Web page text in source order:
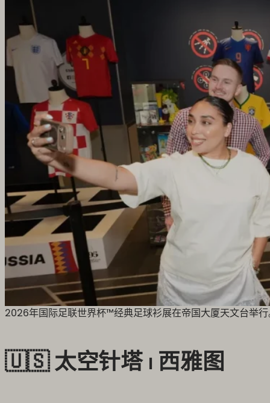
2026年国际足联世界杯™经典足球衫展在帝国大厦天文台
🇺🇸 太空针塔 ⏐ 西雅图